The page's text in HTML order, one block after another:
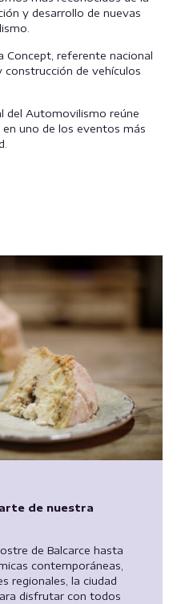
y desarrollo de nuevas
Concept, referente nacional
construcción de vehículos
del Automovilismo reúne
uno de los eventos más
de nuestra
de Balcarce hasta
contemporáneas,
regionales, la ciudad
disfrutar con todos